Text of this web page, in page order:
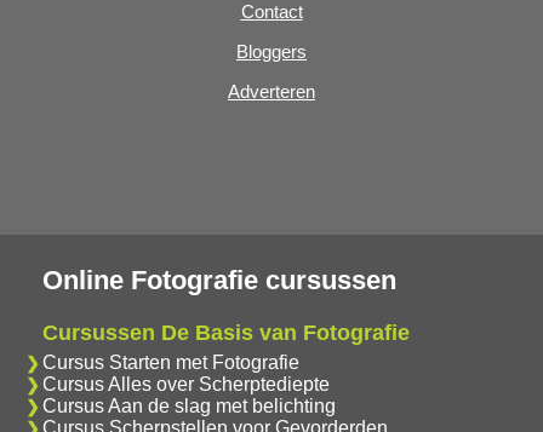
Contact
Bloggers
Adverteren
Online Fotografie cursussen
Cursussen De Basis van Fotografie
Cursus Starten met Fotografie
Cursus Alles over Scherptediepte
Cursus Aan de slag met belichting
Cursus Scherpstellen voor Gevorderden